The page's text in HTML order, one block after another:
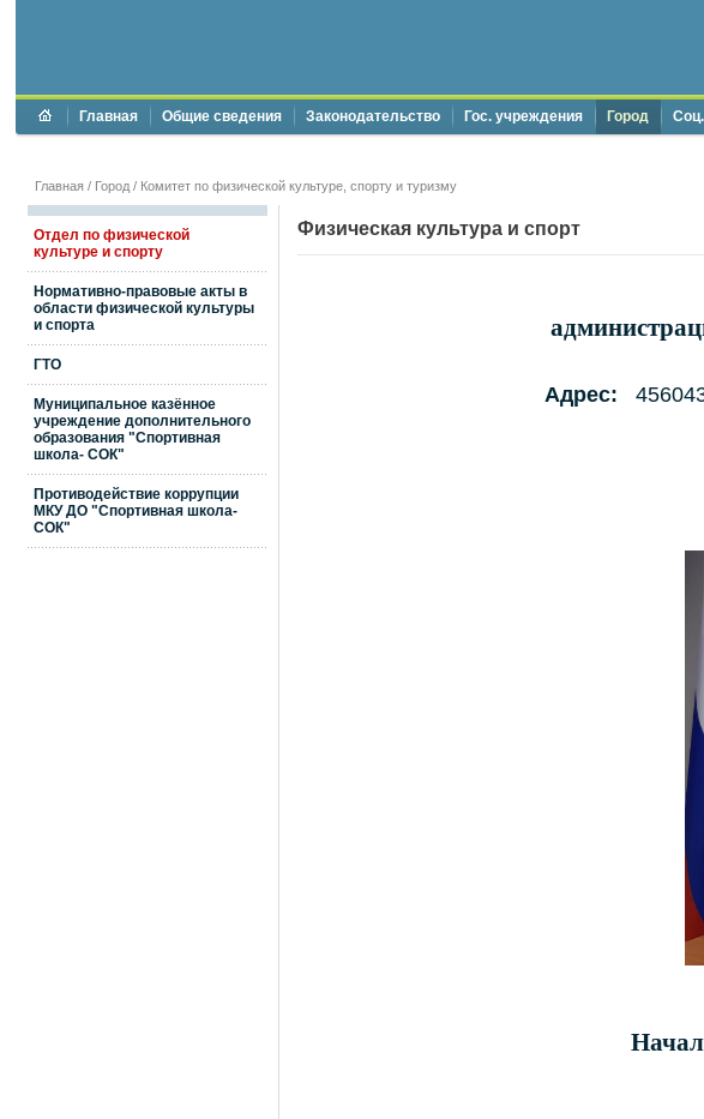
Главная Общие сведения Законодательство Гос. учреждения Город
Главная / Город / Комитет по физической культуре, спорту и туризму
Отдел по физической
культуре и спорту
Нормативно-правовые акты в
области физической культуры
и спорта
ГТО
Муниципальное казённое
учреждение дополнительного
образования "Спортивная
школа- СОК"
Противодействие коррупции
МКУ ДО "Спортивная школа-
СОК"
Физическая культура и спорт
Адрес: